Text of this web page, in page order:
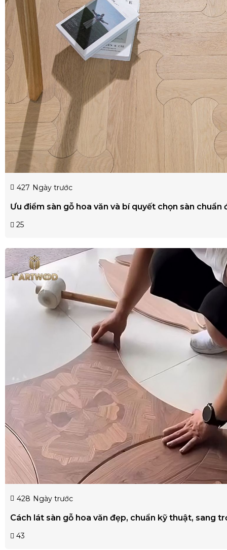
427 Ngày trước
Ưu điểm sàn gỗ hoa văn và bí quyết chọn sàn chuẩn
25
428 Ngày trước
Cách lát sàn gỗ hoa văn đẹp, chuẩn kỹ thuật, sang
43